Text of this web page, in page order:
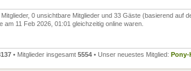
0 unsichtbare Mitglieder und 33 Gäste (basierend auf
am 11 Feb 2026, 01:01 gleichzeitig online waren.
• Mitglieder insgesamt 5554 • Unser neuestes Mitglied: Pony-